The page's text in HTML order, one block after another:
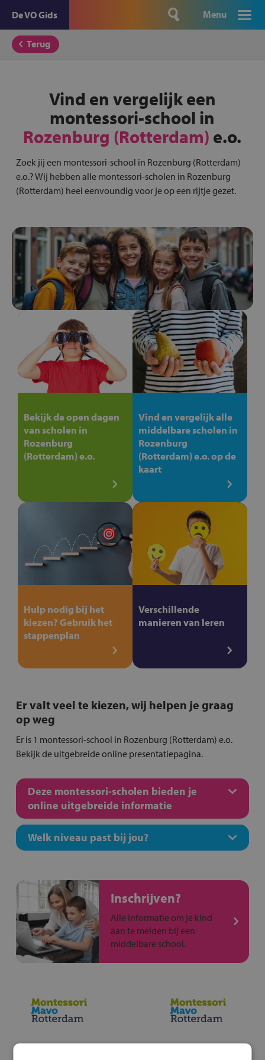
De VO Gids Menu
Terug
Vind en vergelijk een
montessori-school in
Rozenburg (Rotterdam) e.o.
Zoek jij een montessori-school in Rozenburg (Rotterdam)
e.o.? Wij hebben alle montessori-scholen in Rozenburg
(Rotterdam) heel eenvoundig voor je op een rijtje gezet.
Bekijk de open dagen
van scholen in
Rozenburg
(Rotterdam) e.o.
Vind en vergelijk alle
middelbare scholen in
Rozenburg
(Rotterdam) e.o. op de
kaart
Hulp nodig bij het
kiezen? Gebruik het
stappenplan
Verschillende
manieren van leren
Er valt veel te kiezen, wij helpen je graag
op weg
Er is 1 montessori-school in Rozenburg (Rotterdam) e.o.
Bekijk de uitgebreide online presentatiepagina.
Deze montessori-scholen bieden je
online uitgebreide informatie
Welk niveau past bij jou?
Inschrijven?
Alle informatie om je kind
aan te melden bij een
middelbare school.